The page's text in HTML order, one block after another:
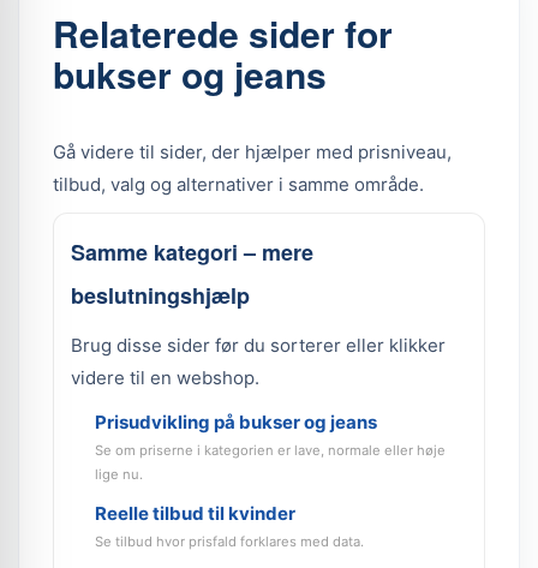
Relaterede sider for
bukser og jeans
Gå videre til sider, der hjælper med prisniveau,
tilbud, valg og alternativer i samme område.
Samme kategori – mere
beslutningshjælp
Brug disse sider før du sorterer eller klikker
videre til en webshop.
Prisudvikling på bukser og jeans
Se om priserne i kategorien er lave, normale eller høje
lige nu.
Reelle tilbud til kvinder
Se tilbud hvor prisfald forklares med data.